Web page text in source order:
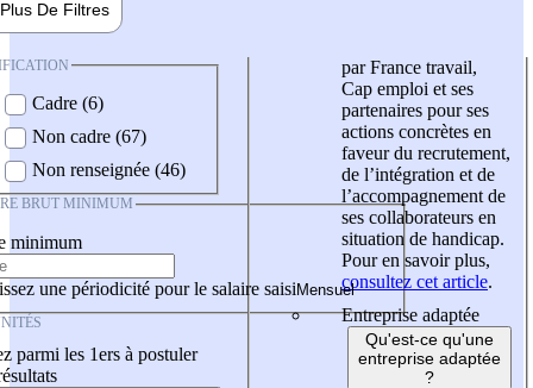
Plus De Filtres
Cadre (6)
Non cadre (67)
Non renseignée (46)
BRUT MINIMUM
minimum
une périodicité pour le salaire saisi
parmi les 1ers à postuler
par France travail,
Cap emploi et ses
partenaires pour ses
actions concrètes en
faveur du recrutement,
de l’intégration et de
l’accompagnement de
ses collaborateurs en
situation de handicap.
Pour en savoir plus,
consultez cet article.
Entreprise adaptée
Qu'est-ce qu'une
entreprise adaptée
?